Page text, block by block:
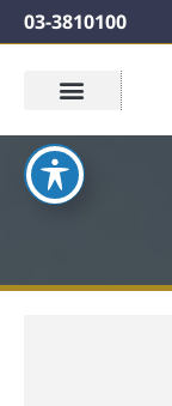
03-3810100